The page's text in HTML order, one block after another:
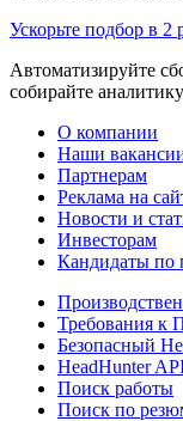
Ускорьте подбор в 2
Автоматизируйте
собирайте
О компании
Наши
Партнерам
Реклама на
Новости и
Инвесторам
Кандидаты по
Требования к
Безопасный
HeadHunter
Поиск работы
Поиск по